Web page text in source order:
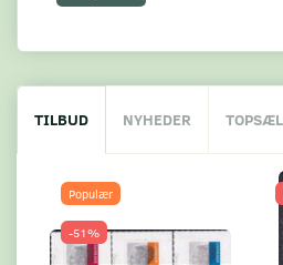
TILBUD NYHEDER
Populær
-51%